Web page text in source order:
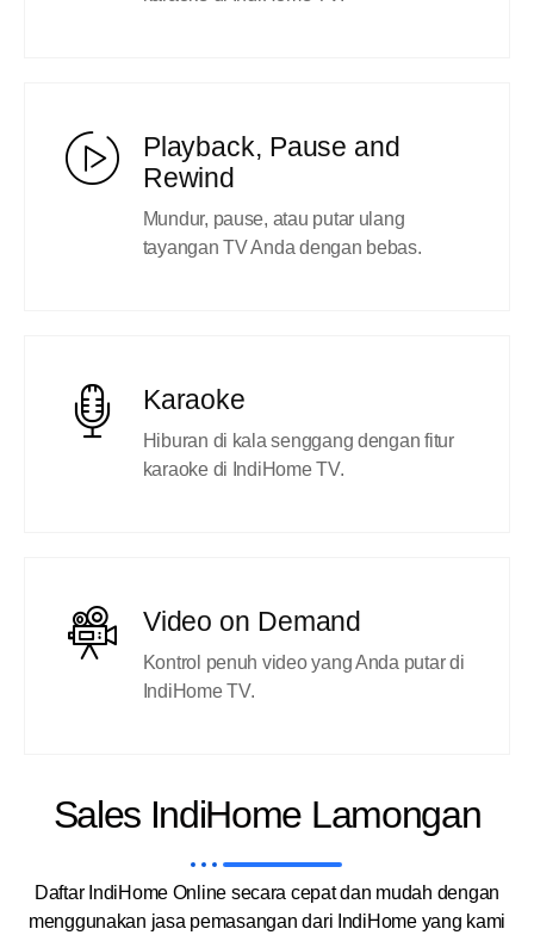
Playback, Pause and
Rewind
Mundur, pause, atau putar ulang
tayangan TV Anda dengan bebas.
Karaoke
Hiburan di kala senggang dengan fitur
karaoke di IndiHome TV.
Video on Demand
Kontrol penuh video yang Anda putar di
IndiHome TV.
Sales IndiHome Lamongan
Daftar IndiHome Online secara cepat dan mudah dengan
menggunakan jasa pemasangan dari IndiHome yang kami